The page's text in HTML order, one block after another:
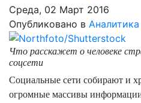
Среда, 02 Март 2016
Опубликовано в Аналитика
Что расскажет о человеке
соцсети
Социальные сети собирают и
огромные массивы